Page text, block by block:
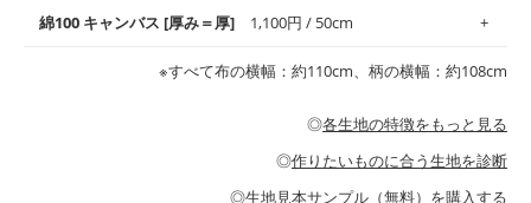
・布団カバーなどの寝具、カーテン
・スタイ、おくるみなどのベビーグッズ
・ブラウス、チュニック、ワンピースなどの洋服
・パジャマなどの寝具
・ブラウス、シャツ、チュニックなどのトップス
コットン75％リネン25％の当店のビエラ生地は、オックス生地よ
りもふんわりとした柔らかい質感と適度な落ち感を感じられるの
綾織りの生地です。しっかりとした張りと厚みがありながらも柔
らかいのが特徴です。生地の厚みは中厚手です。1枚でも透け感
・カーテン、エプロン、テーブルクロスなどの暮らしのアイテム
綿100 キャンバス [厚み＝厚] 1,100円 / 50cm
耐久性があります。トートバッグ・ポーチ・ペンケースなどの布
小物、インテリア用品に向いています。
※すべて布の横幅：約110cm、柄の横幅：約108cm
◎各生地の特徴をもっと見る
◎作りたいものに合う生地を診断
◎生地見本サンプル（無料）を購入する